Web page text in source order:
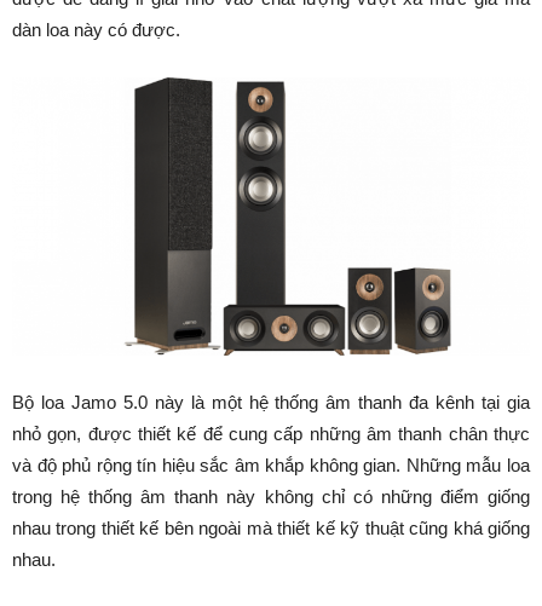
dàn loa này có được.
Bộ loa Jamo 5.0 này là một hệ thống âm thanh đa kênh tại gia
nhỏ gọn, được thiết kế để cung cấp những âm thanh chân thực
và độ phủ rộng tín hiệu sắc âm khắp không gian. Những mẫu loa
trong hệ thống âm thanh này không chỉ có những điểm giống
nhau trong thiết kế bên ngoài mà thiết kế kỹ thuật cũng khá giống
nhau.